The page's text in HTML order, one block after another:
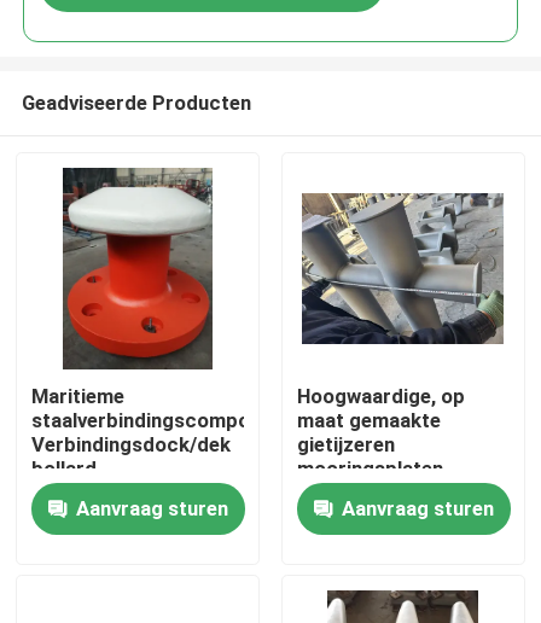
Thuis
Geadviseerde Producten
Maritieme
staalverbindingscomponenten
Verbindingsdock/dek
bollard
Aanvraag sturen
Hoogwaardige, op
maat gemaakte
gietijzeren
mooringsplaten,
ballarden,
enkelvoudige / dubbele
/ kruisdockballarden
Aanvraag sturen